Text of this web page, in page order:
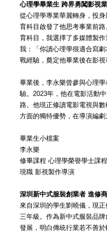
心理學畢業生 跨界勇闖影視業
從心理學專業華麗轉身，投
育科目啟發了他思考事業前
育科目，我選擇了多媒體製
我：「你讀心理學很適合寫
戰經驗，奠定他畢業後在影
畢業後，李永樂曾參與心理
驗。2023年，他在電影活動
路。他現正修讀電影電視與
方面的獨特優勢，在導演編
畢業生小檔案
李永樂
修畢課程 心理學榮譽學士課
現職 影視製作導演
深圳新中式服裝創業者 進修
來自深圳的學生劉曉儀，現
三年級。作為新中式服裝品
發展，明白傳統行業若不善